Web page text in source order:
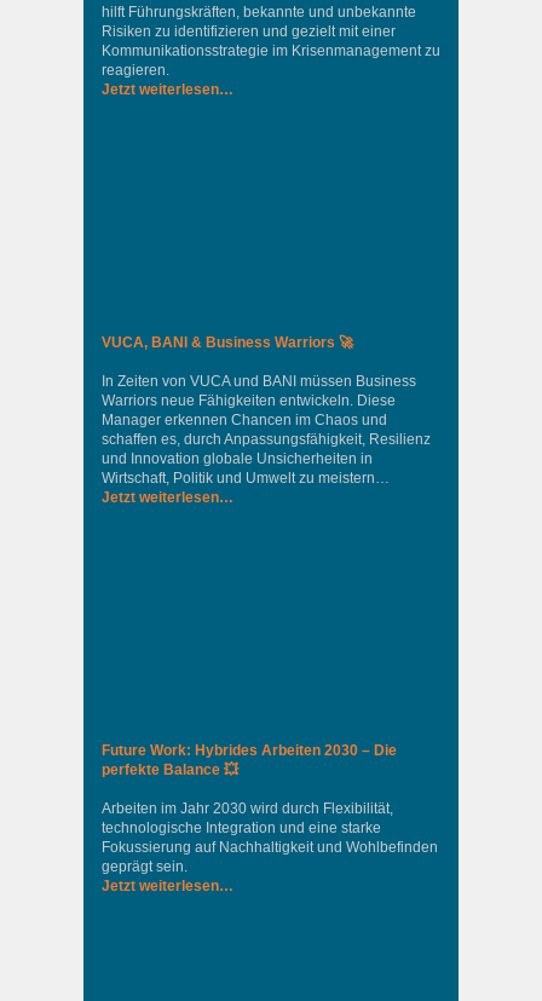
hilft Führungskräften, bekannte und unbekannte
Risiken zu identifizieren und gezielt mit einer
Kommunikationsstrategie im Krisenmanagement zu
reagieren.
Jetzt weiterlesen…
VUCA, BANI & Business Warriors 🚀
In Zeiten von VUCA und BANI müssen Business
Warriors neue Fähigkeiten entwickeln. Diese
Manager erkennen Chancen im Chaos und
schaffen es, durch Anpassungsfähigkeit, Resilienz
und Innovation globale Unsicherheiten in
Wirtschaft, Politik und Umwelt zu meistern…
Jetzt weiterlesen…
Future Work: Hybrides Arbeiten 2030 – Die
perfekte Balance 💥
Arbeiten im Jahr 2030 wird durch Flexibilität,
technologische Integration und eine starke
Fokussierung auf Nachhaltigkeit und Wohlbefinden
geprägt sein.
Jetzt weiterlesen…